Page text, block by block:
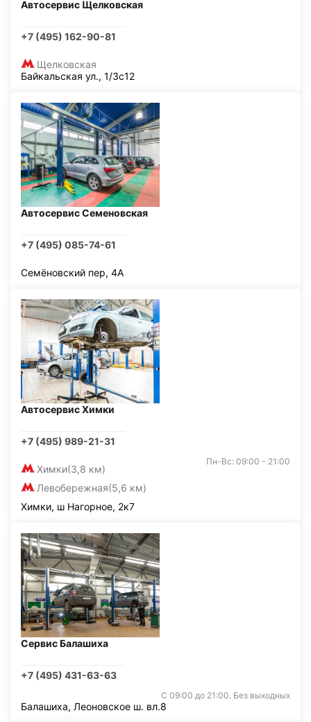
Автосервис Щелковская
+7 (495) 162-90-81
Щелковская
Байкальская ул., 1/3с12
Автосервис Семеновская
+7 (495) 085-74-61
Семёновский пер, 4А
Автосервис Химки
+7 (495) 989-21-31
Химки(3,8 км)
Левобережная(5,6 км)
Пн-Вс: 09:00 - 21:00
Химки, ш Нагорное, 2к7
Сервис Балашиха
+7 (495) 431-63-63
С 09:00 до 21:00. Без выходных
Балашиха, Леоновское ш. вл.8